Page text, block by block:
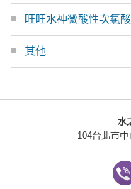
旺旺水神微酸性次氯
其他
水
104台北市